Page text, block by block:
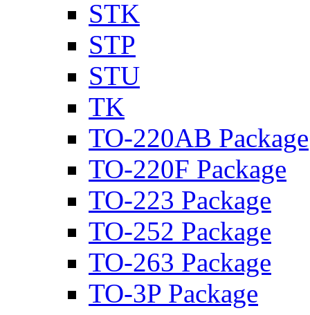
STK
STP
STU
TK
TO-220AB Package
TO-220F Package
TO-223 Package
TO-252 Package
TO-263 Package
TO-3P Package